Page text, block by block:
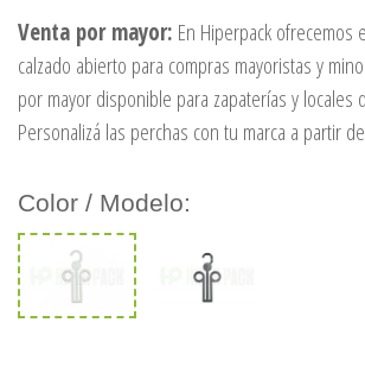
Venta por mayor: En Hiperpack ofrecemos
calzado abierto para compras mayoristas y
por mayor disponible para zapaterías y locales
Personalizá las perchas con tu marca a partir
Color / Modelo: